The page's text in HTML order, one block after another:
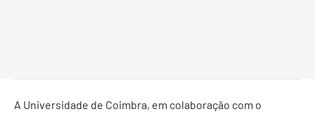
A Universidade de Coimbra, em colaboração com o